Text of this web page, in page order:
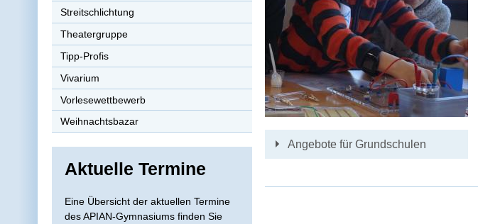
Streitschlichtung
Theatergruppe
Tipp-Profis
Vivarium
Vorlesewettbewerb
Weihnachtsbazar
Aktuelle Termine
Eine Übersicht der aktuellen Termine
des APIAN-Gymnasiums finden Sie
Angebote für Grundschulen